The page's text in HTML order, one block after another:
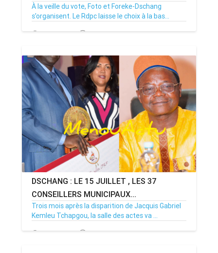
À la veille du vote, Foto et Foreke-Dschang
s’organisent. Le Rdpc laisse le choix à la bas...
14/07/26 Par MenouActu 0
DSCHANG : LE 15 JUILLET , LES 37
CONSEILLERS MUNICIPAUX...
Trois mois après la disparition de Jacquis Gabriel
Kemleu Tchapgou, la salle des actes va ...
13/07/26 Par MenouActu 0